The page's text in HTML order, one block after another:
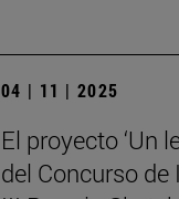
04 | 11 | 2025
El proyecto ‘Un
del Concurso